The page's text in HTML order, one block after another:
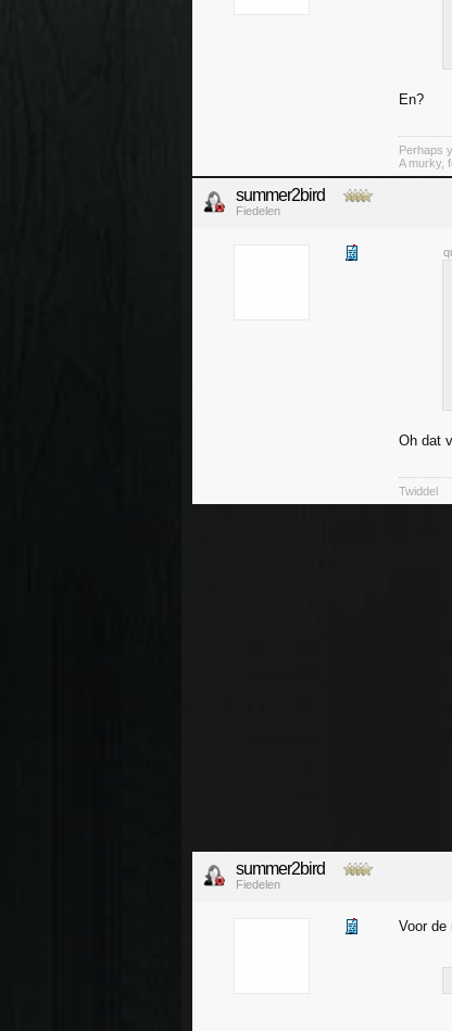
En?
Perhaps
A murky,
summer2bird
Fiedelen
Oh dat
Twiddel
summer2bird
Fiedelen
Voor de